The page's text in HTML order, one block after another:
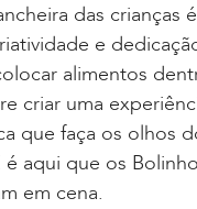
das crianças
e
alimentos
criar uma
que faça os olhos
é aqui que os
em cena.